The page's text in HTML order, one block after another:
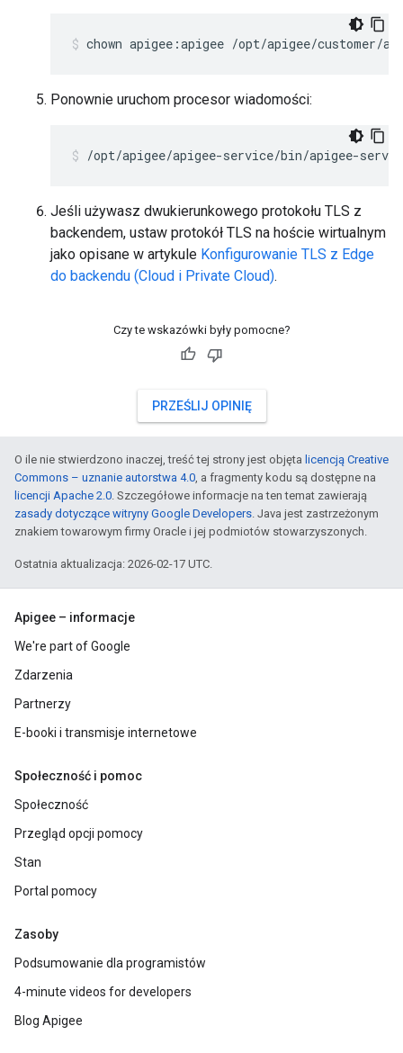
chown apigee:apigee /opt/apigee/customer/
Ponownie uruchom procesor wiadomości:
/opt/apigee/apigee-service/bin/apigee-
Jeśli używasz dwukierunkowego protokołu TLS z
backendem, ustaw protokół TLS na hoście wirtualnym
jako opisane w artykule Konfigurowanie TLS z Edge
do backendu (Cloud i Private Cloud).
Czy te wskazówki były pomocne?
PRZEŚLIJ OPINIĘ
O ile nie stwierdzono inaczej, treść tej strony jest objęta licencją Creative
Commons – uznanie autorstwa 4.0, a fragmenty kodu są dostępne na
licencji Apache 2.0. Szczegółowe informacje na ten temat zawierają
zasady dotyczące witryny Google Developers. Java jest zastrzeżonym
znakiem towarowym firmy Oracle i jej podmiotów stowarzyszonych.
Ostatnia aktualizacja: 2026-02-17 UTC.
Apigee – informacje
We're part of Google
Zdarzenia
Partnerzy
E-booki i transmisje internetowe
Społeczność i pomoc
Społeczność
Przegląd opcji pomocy
Stan
Portal pomocy
Zasoby
Podsumowanie dla programistów
4-minute videos for developers
Blog Apigee